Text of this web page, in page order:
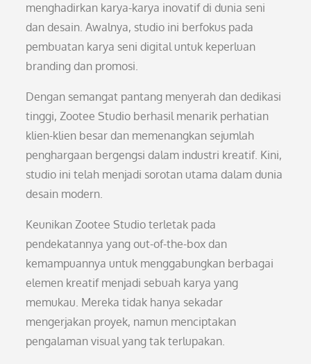
menghadirkan karya-karya inovatif di dunia seni
dan desain. Awalnya, studio ini berfokus pada
pembuatan karya seni digital untuk keperluan
branding dan promosi.
Dengan semangat pantang menyerah dan dedikasi
tinggi, Zootee Studio berhasil menarik perhatian
klien-klien besar dan memenangkan sejumlah
penghargaan bergengsi dalam industri kreatif. Kini,
studio ini telah menjadi sorotan utama dalam dunia
desain modern.
Keunikan Zootee Studio terletak pada
pendekatannya yang out-of-the-box dan
kemampuannya untuk menggabungkan berbagai
elemen kreatif menjadi sebuah karya yang
memukau. Mereka tidak hanya sekadar
mengerjakan proyek, namun menciptakan
pengalaman visual yang tak terlupakan.